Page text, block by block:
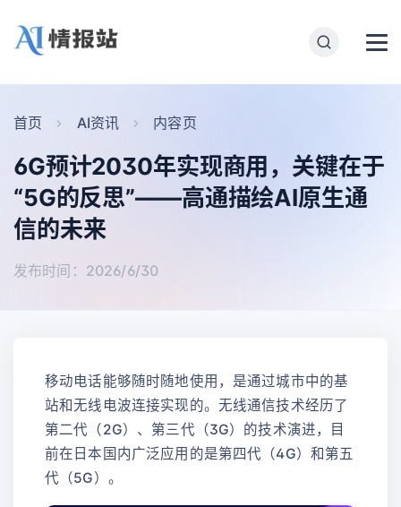
首页 AI资讯 内容页
6G预计2030年实现商用，关键在于
“5G的反思”——高通描绘AI原生通
信的未来
发布时间：2026/6/30
移动电话能够随时随地使用，是通过城市中的基
站和无线电波连接实现的。无线通信技术经历了
第二代（2G）、第三代（3G）的技术演进，目
前在日本国内广泛应用的是第四代（4G）和第五
代（5G）。